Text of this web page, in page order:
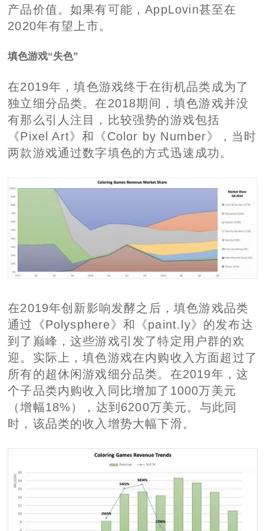
产品价值。如果有可能，AppLovin甚至在
2020年有望上市。
填色游戏“失色”
在2019年，填色游戏终于在街机品类成为了
独立细分品类。在2018期间，填色游戏并没
有那么引人注目，比较强势的游戏包括
《Pixel Art》和《Color by Number》，当时
两款游戏通过数字填色的方式迅速成功。
在2019年创新影响发酵之后，填色游戏品类
通过《Polysphere》和《paint.ly》的发布达
到了巅峰，这些游戏引发了特定用户群的欢
迎。实际上，填色游戏在内购收入方面超过了
所有的超休闲游戏细分品类。在2019年，这
个子品类内购收入同比增加了1000万美元
（增幅18%），达到6200万美元。与此同
时，该品类的收入增势大幅下滑。